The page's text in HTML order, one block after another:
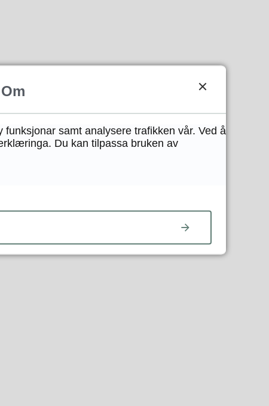
Om
samt analysere trafikken vår. Ved å
Du kan tilpassa bruken av